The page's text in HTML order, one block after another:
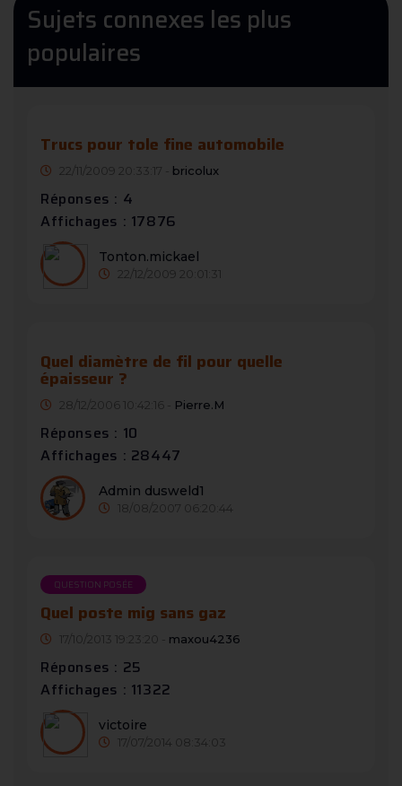
Sujets connexes les plus
populaires
Trucs pour tole fine automobile
22/11/2009 20:33:17 - bricolux
Réponses : 4
Affichages : 17876
Tonton.mickael
22/12/2009 20:01:31
Quel diamètre de fil pour quelle
épaisseur ?
28/12/2006 10:42:16 - Pierre.M
Réponses : 10
Affichages : 28447
Admin dusweld1
18/08/2007 06:20:44
QUESTION POSÉE
Quel poste mig sans gaz
17/10/2013 19:23:20 - maxou4236
Réponses : 25
Affichages : 11322
victoire
17/07/2014 08:34:03